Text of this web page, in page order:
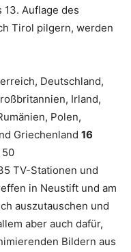
Auflage des
Tirol pilgern, werden
Deutschland,
Irland,
Polen,
Griechenland 16
50
TV-Stationen und
in Neustift und am
auszutauschen und
aber auch dafür,
Bildern aus